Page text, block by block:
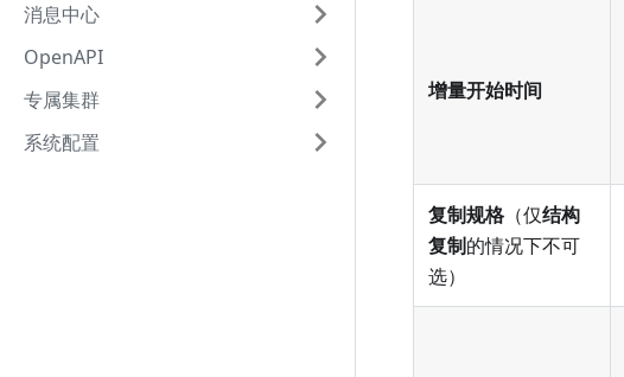
消息中心
OpenAPI
专属集群
系统配置
增量开始时间
复制规格（仅结构
复制的情况下不可
选）